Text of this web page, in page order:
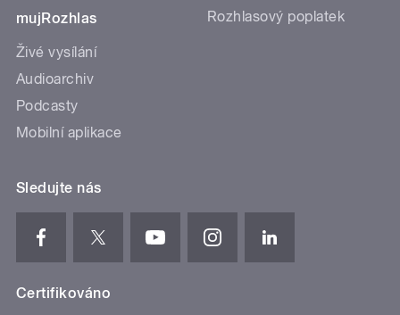
mujRozhlas
Živé vysílání
Audioarchiv
Podcasty
Mobilní aplikace
Rozhlasový poplatek
Sledujte nás
Certifikováno